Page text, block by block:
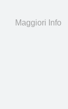
Maggiori Info